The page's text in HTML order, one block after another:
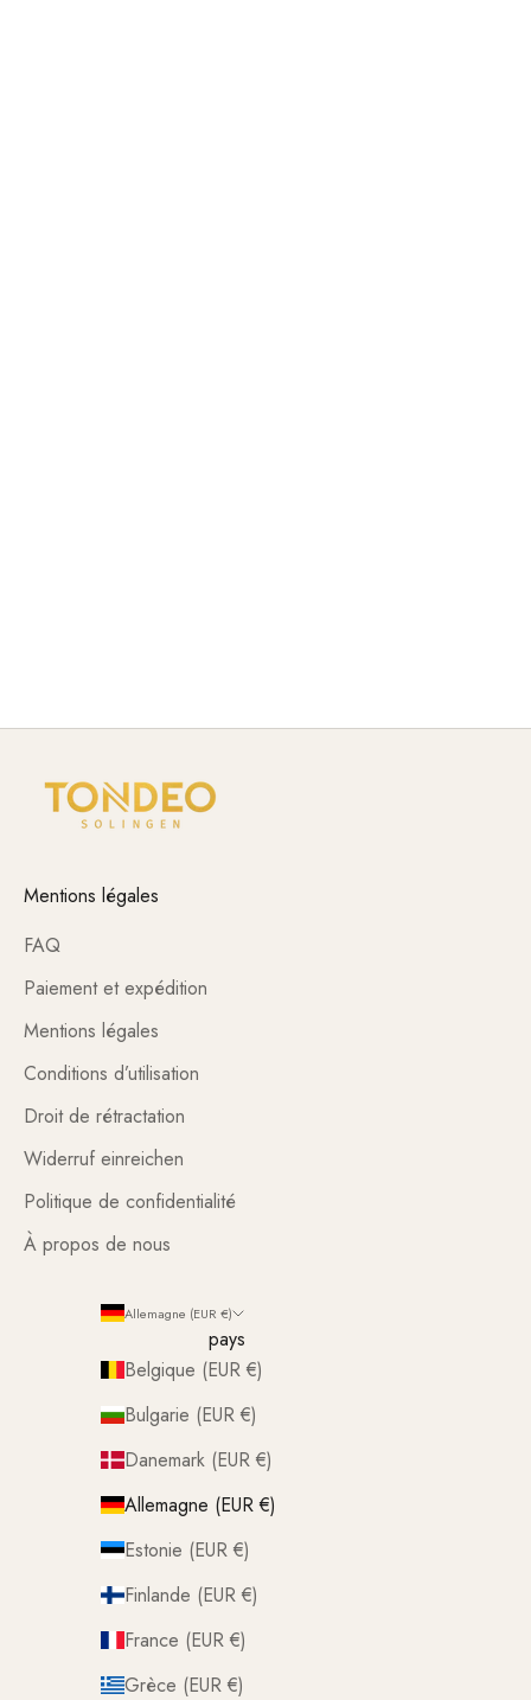
Mentions légales
FAQ
Paiement et expédition
Mentions légales
Conditions d’utilisation
Droit de rétractation
Widerruf einreichen
Politique de confidentialité
À propos de nous
Allemagne (EUR €)
pays
Belgique (EUR €)
Bulgarie (EUR €)
Danemark (EUR €)
Allemagne (EUR €)
Estonie (EUR €)
Finlande (EUR €)
France (EUR €)
Grèce (EUR €)